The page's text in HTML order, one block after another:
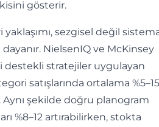
gösterir.
yaklaşımı, sezgisel değil
NielsenIQ ve McKinsey
destekli stratejiler uygulayan
satışlarında ortalama %5–15
Aynı şekilde doğru planogram
%8–12 artırabilirken, stokta